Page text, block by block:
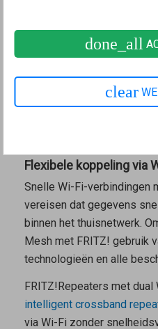
Smarthomeapparaten die
verbonden, worden via de
met deMesh Repeater
Flexibele koppeling via
Snelle Wi-Fi-verbindingen
vereisen dat gegevens
binnen het thuisnetwerk.
Mesh met FRITZ! gebruik
technologieën en alle
FRITZ!Repeaters met
intelligent crossband
via Wi-Fi zonder
done_all
clear